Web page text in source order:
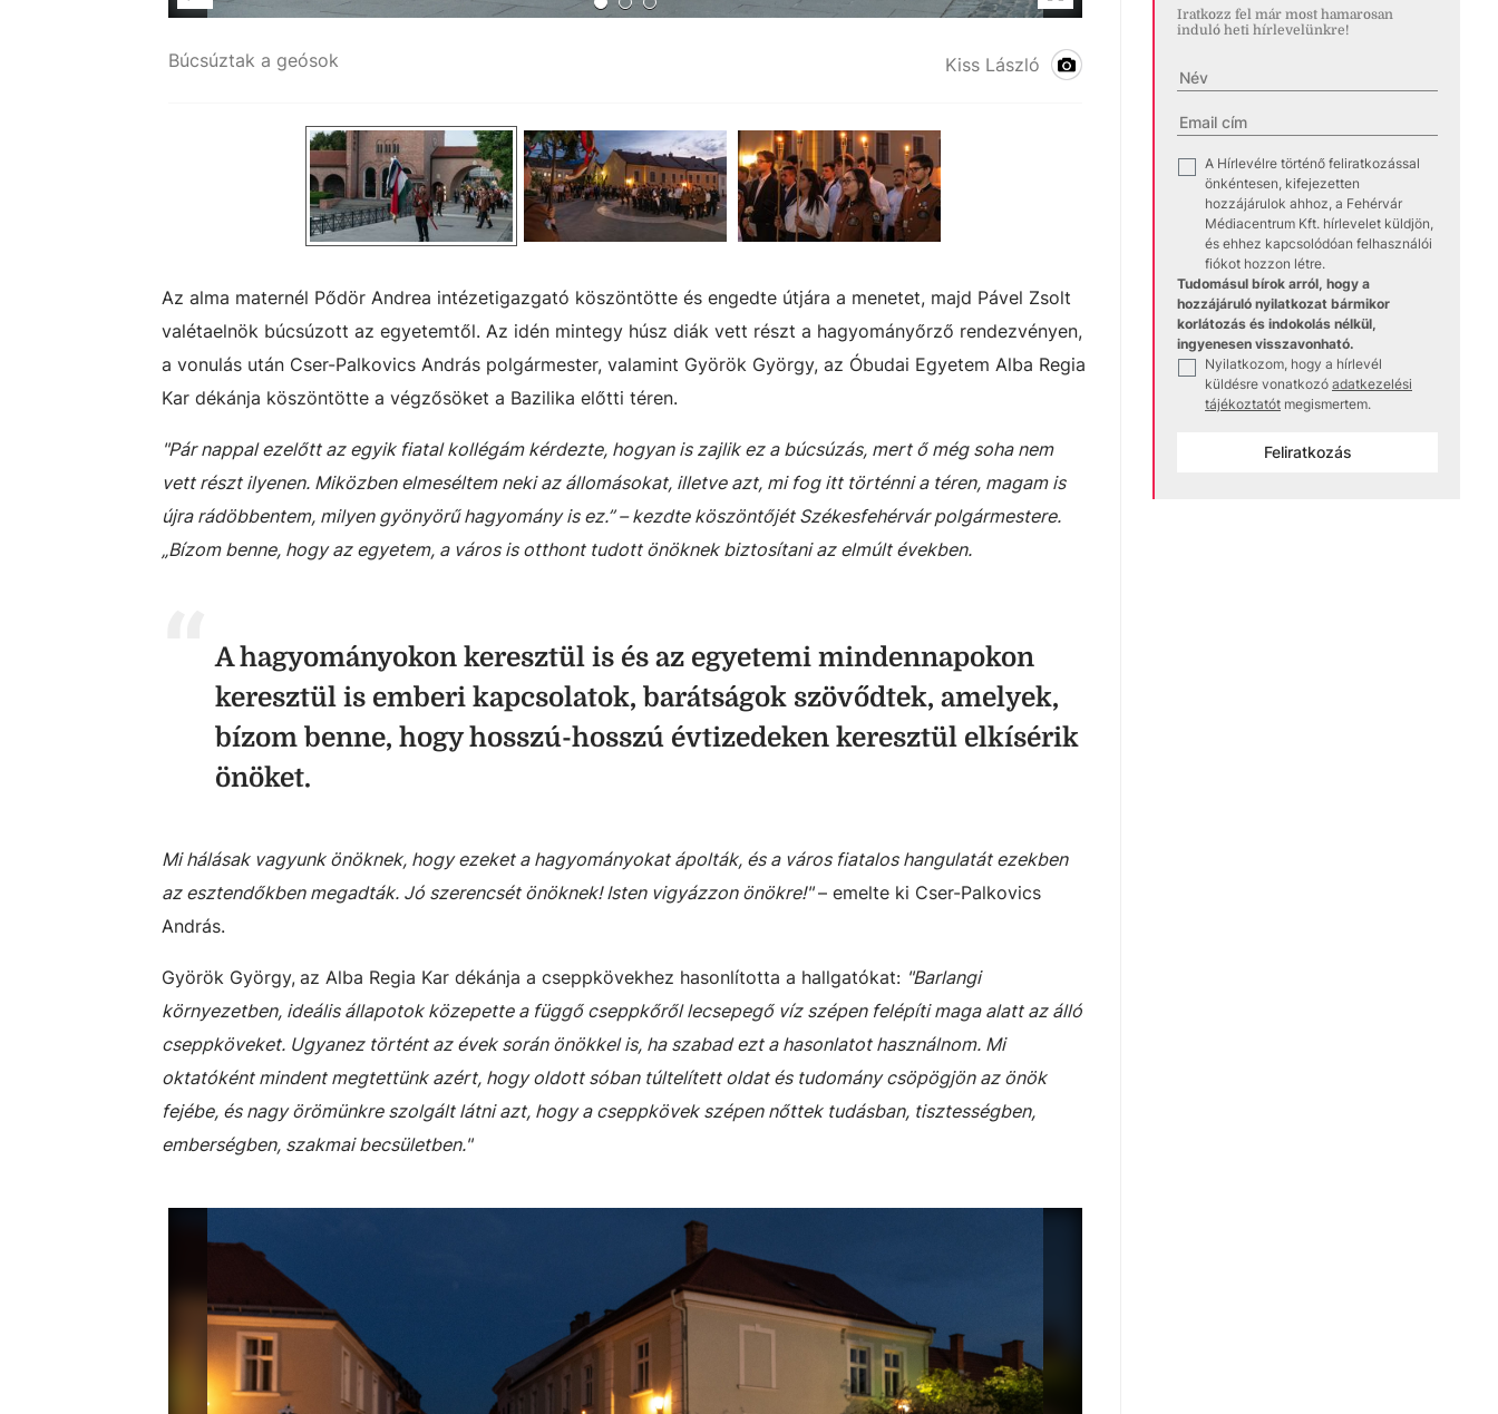
Búcsúztak a geósok Kiss László
Az alma maternél Pődör Andrea intézetigazgató köszöntötte és engedte útjára a menetet, majd Pável Zsolt
valétaelnök búcsúzott az egyetemtől. Az idén mintegy húsz diák vett részt a hagyományőrző rendezvényen,
a vonulás után Cser-Palkovics András polgármester, valamint Györök György, az Óbudai Egyetem Alba Regia
Kar dékánja köszöntötte a végzősöket a Bazilika előtti téren.
"Pár nappal ezelőtt az egyik fiatal kollégám kérdezte, hogyan is zajlik ez a búcsúzás, mert ő még soha nem
vett részt ilyenen. Miközben elmeséltem neki az állomásokat, illetve azt, mi fog itt történni a téren, magam is
újra rádöbbentem, milyen gyönyörű hagyomány is ez.” – kezdte köszöntőjét Székesfehérvár polgármestere.
„Bízom benne, hogy az egyetem, a város is otthont tudott önöknek biztosítani az elmúlt években.
A hagyományokon keresztül is és az egyetemi mindennapokon
keresztül is emberi kapcsolatok, barátságok szövődtek, amelyek,
bízom benne, hogy hosszú-hosszú évtizedeken keresztül elkísérik
önöket.
Mi hálásak vagyunk önöknek, hogy ezeket a hagyományokat ápolták, és a város fiatalos hangulatát ezekben
az esztendőkben megadták. Jó szerencsét önöknek! Isten vigyázzon önökre!"– emelte ki Cser-Palkovics
András.
Györök György, az Alba Regia Kar dékánja a cseppkövekhez hasonlította a hallgatókat: "Barlangi
környezetben, ideális állapotok közepette a függő cseppkőről lecsepegő víz szépen felépíti maga alatt az álló
cseppköveket. Ugyanez történt az évek során önökkel is, ha szabad ezt a hasonlatot használnom. Mi
oktatóként mindent megtettünk azért, hogy oldott sóban túltelített oldat és tudomány csöpögjön az önök
fejébe, és nagy örömünkre szolgált látni azt, hogy a cseppkövek szépen nőttek tudásban, tisztességben,
emberségben, szakmai becsületben."
Iratkozz fel már most hamarosan
induló heti hírlevelünkre!
A Hírlevélre történő feliratkozással
önkéntesen, kifejezetten
hozzájárulok ahhoz, a Fehérvár
Médiacentrum Kft. hírlevelet küldjön,
és ehhez kapcsolódóan felhasználói
fiókot hozzon létre.
Tudomásul bírok arról, hogy a
hozzájáruló nyilatkozat bármikor
korlátozás és indokolás nélkül,
ingyenesen visszavonható.
Nyilatkozom, hogy a hírlevél
küldésre vonatkozó adatkezelési
tájékoztatót megismertem.
Feliratkozás